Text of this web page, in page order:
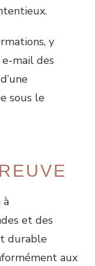
y
mail des
sous le
à
et des
durable
aux